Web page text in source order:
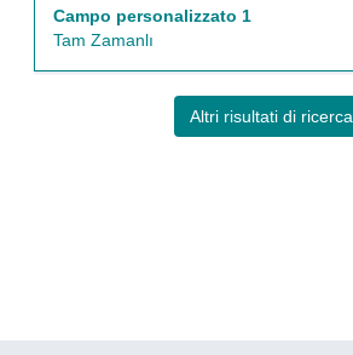
Campo personalizzato 1
Tam Zamanlı
Altri risultati di ricerca